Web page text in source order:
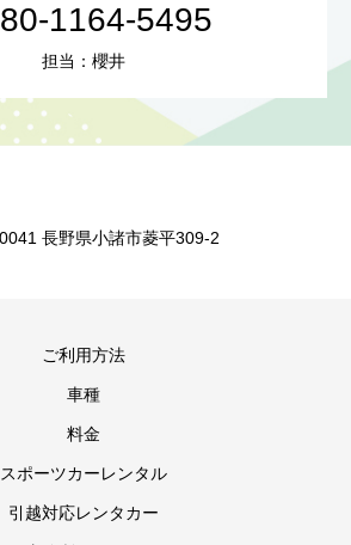
1164-5495
担当：櫻井
長野県小諸市菱平309-2
ご利用方法
車種
料金
スポーツカーレンタル
引越対応レンタカー